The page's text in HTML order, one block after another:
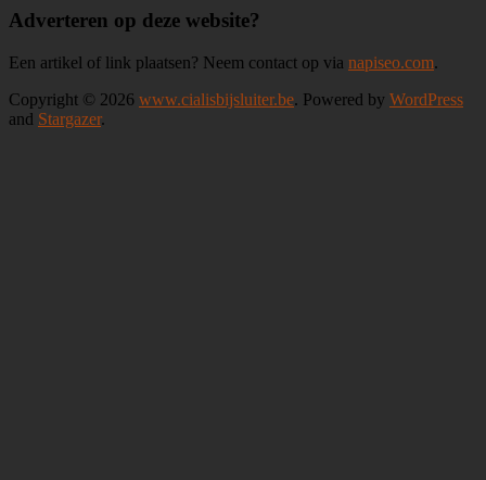
Adverteren op deze website?
Een artikel of link plaatsen? Neem contact op via napiseo.com.
Copyright © 2026 www.cialisbijsluiter.be. Powered by WordPress
and Stargazer.